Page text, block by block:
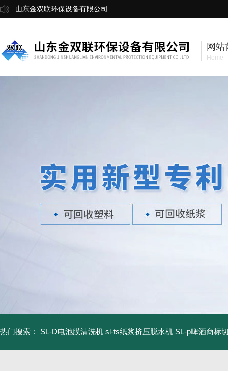
山东金双联环保设备有限公司
网站
Home
热门搜索： SL-D电池膜清洗机 sl-ts纸浆挤压脱水机 SL-p啤酒商标